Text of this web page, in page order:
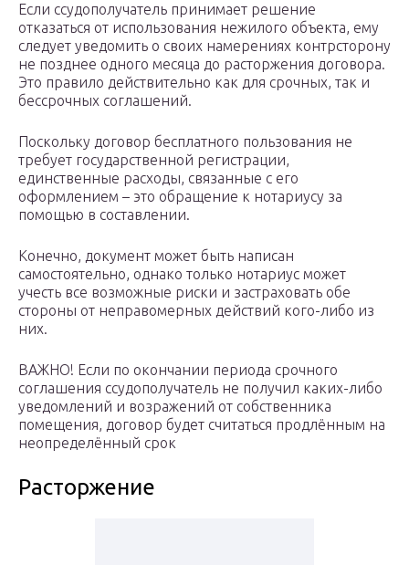
Если ссудополучатель принимает решение
отказаться от использования нежилого объекта, ему
следует уведомить о своих намерениях контрсторону
не позднее одного месяца до расторжения договора.
Это правило действительно как для срочных, так и
бессрочных соглашений.
Поскольку договор бесплатного пользования не
требует государственной регистрации,
единственные расходы, связанные с его
оформлением – это обращение к нотариусу за
помощью в составлении.
Конечно, документ может быть написан
самостоятельно, однако только нотариус может
учесть все возможные риски и застраховать обе
стороны от неправомерных действий кого-либо из
них.
ВАЖНО! Если по окончании периода срочного
соглашения ссудополучатель не получил каких-либо
уведомлений и возражений от собственника
помещения, договор будет считаться продлённым на
неопределённый срок
Расторжение